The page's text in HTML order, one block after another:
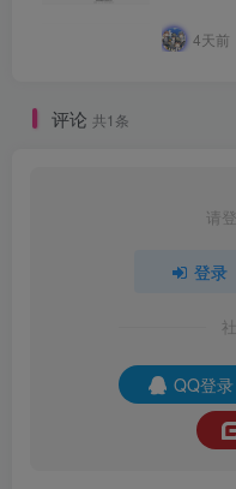
4天前
评论 共1条
请
登录
QQ登录